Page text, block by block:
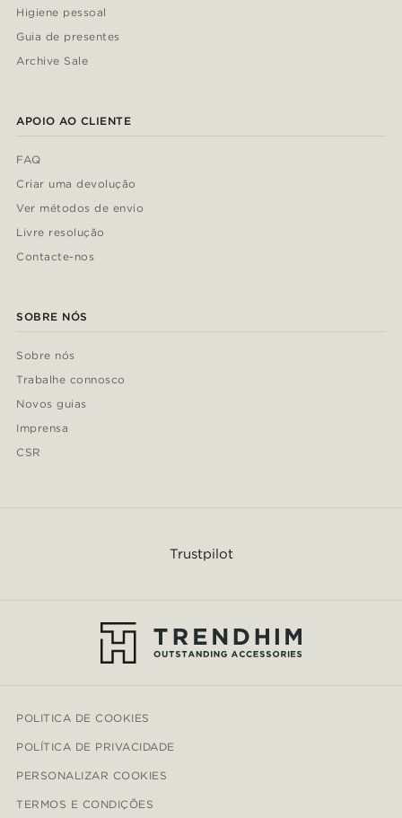
Higiene pessoal
Guia de presentes
Archive Sale
APOIO AO CLIENTE
FAQ
Criar uma devolução
Ver métodos de envio
Livre resolução
Contacte-nos
SOBRE NÓS
Sobre nós
Trabalhe connosco
Novos guias
Imprensa
CSR
Trustpilot
POLITICA DE COOKIES
POLÍTICA DE PRIVACIDADE
PERSONALIZAR COOKIES
TERMOS E CONDIÇÕES